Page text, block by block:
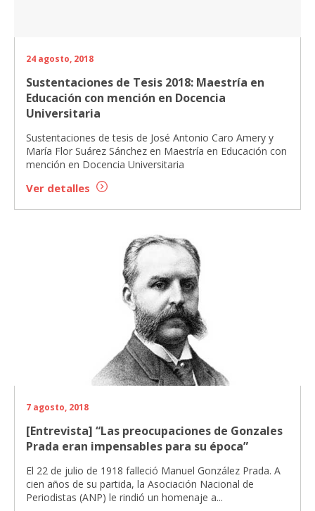
24 agosto, 2018
Sustentaciones de Tesis 2018: Maestría en
Educación con mención en Docencia
Universitaria
Sustentaciones de tesis de José Antonio Caro Amery y
María Flor Suárez Sánchez en Maestría en Educación con
mención en Docencia Universitaria
Ver detalles
7 agosto, 2018
[Entrevista] “Las preocupaciones de Gonzales
Prada eran impensables para su época”
El 22 de julio de 1918 falleció Manuel González Prada. A
cien años de su partida, la Asociación Nacional de
Periodistas (ANP) le rindió un homenaje a...